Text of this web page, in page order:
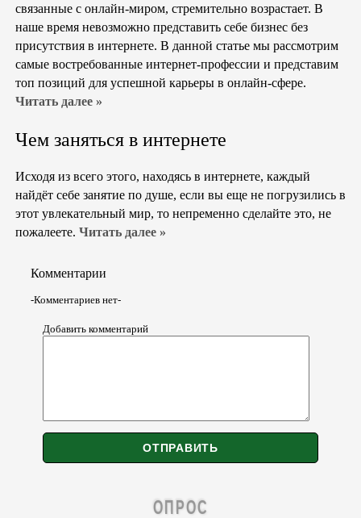
связанные с онлайн-миром, стремительно возрастает. В
наше время невозможно представить себе бизнес без
присутствия в интернете. В данной статье мы рассмотрим
самые востребованные интернет-профессии и представим
топ позиций для успешной карьеры в онлайн-сфере.
Читать далее »
Чем заняться в интернете
Исходя из всего этого, находясь в интернете, каждый
найдёт себе занятие по душе, если вы еще не погрузились в
этот увлекательный мир, то непременно сделайте это, не
пожалеете. Читать далее »
Комментарии
-Комментариев нет-
Добавить комментарий
ОПРОС